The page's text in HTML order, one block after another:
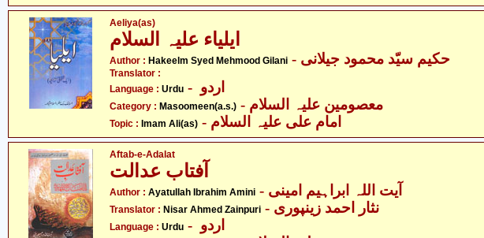
Aeliya(as)
Author : Hakeelm Syed Mehmood Gilani - حکیم سیّد محمود جیلانی
Translator :
Language : Urdu
Category : Masoomeen(a.s.)
Topic : Imam Ali(as) - امام علی علیہ السلام
Aftab-e-Adalat
Author : Ayatullah Ibrahim Amini - آیت اللہ ابراہیم امینی
Translator : Nisar Ahmed Zainpuri - نثار احمد زینپوری
Language : Urdu